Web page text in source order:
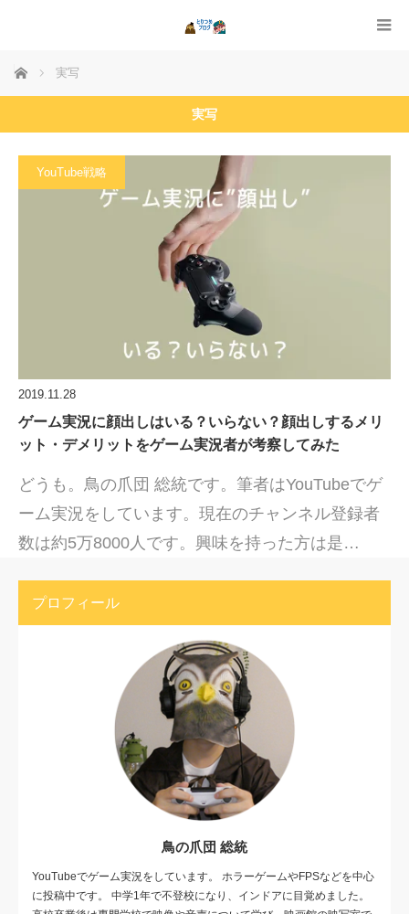
ホーム 実写
実写
YouTube戦略
2019.11.28
ゲーム実況に顔出しはいる？いらない？顔出しするメリ
ット・デメリットをゲーム実況者が考察してみた
どうも。鳥の爪団 総統です。筆者はYouTubeでゲ
ーム実況をしています。現在のチャンネル登録者
数は約5万8000人です。興味を持った方は是…
プロフィール
鳥の爪団 総統
YouTubeでゲーム実況をしています。 ホラーゲームやFPSなどを中心
に投稿中です。 中学1年で不登校になり、インドアに目覚めました。